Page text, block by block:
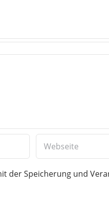
der Speicherung und